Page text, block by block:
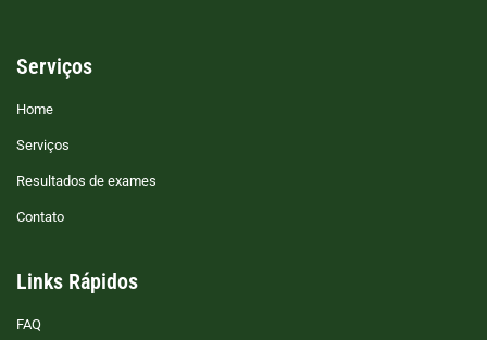
Serviços
Home
Serviços
Resultados de exames
Contato
Links Rápidos
FAQ